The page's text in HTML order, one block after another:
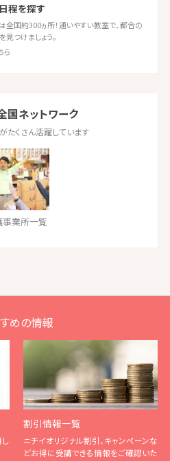
程を探す
全国約300ヵ所！通いやすい教室で、都合の
つけましょう。
ら
国ネットワーク
たくさん活躍しています
事業所一覧
めの情報
割引情報一覧
ニチイオリジナル割引、キャンペーンな
どお得に受講できる情報をご確認いた